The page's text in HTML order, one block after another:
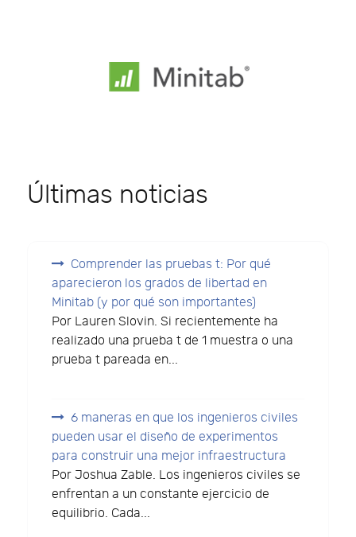
Últimas noticias
Comprender las pruebas t: Por qué
aparecieron los grados de libertad en
Minitab (y por qué son importantes)
Por Lauren Slovin. Si recientemente ha
realizado una prueba t de 1 muestra o una
prueba t pareada en...
6 maneras en que los ingenieros civiles
pueden usar el diseño de experimentos
para construir una mejor infraestructura
Por Joshua Zable. Los ingenieros civiles se
enfrentan a un constante ejercicio de
equilibrio. Cada...